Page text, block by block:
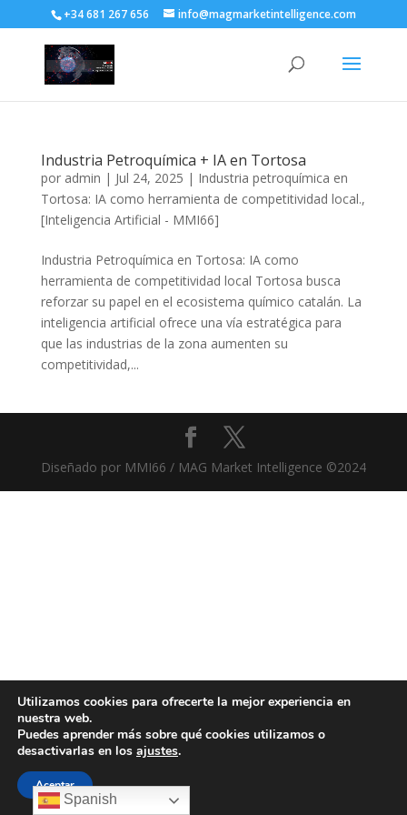
+34 681 267 656 info@magmarketintelligence.com
Industria Petroquímica + IA en Tortosa
por admin | Jul 24, 2025 | Industria petroquímica en
Tortosa: IA como herramienta de competitividad local.,
[Inteligencia Artificial - MMI66]
Industria Petroquímica en Tortosa: IA como
herramienta de competitividad local Tortosa busca
reforzar su papel en el ecosistema químico catalán. La
inteligencia artificial ofrece una vía estratégica para
que las industrias de la zona aumenten su
competitividad,...
Diseñado por MMI66 / MAG Market Intelligence ©2024
Spanish
Utilizamos cookies para ofrecerte la mejor experiencia en
nuestra web.
Puedes aprender más sobre qué cookies utilizamos o
desactivarlas en los ajustes.
Aceptar